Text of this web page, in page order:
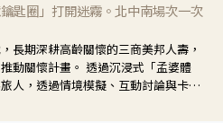
匙圈」打開迷霧。北中南場次一次
長期深耕高齡關懷的三商美邦人壽，
透過沉浸式「孟婆體
人，透過情境模擬、互動討論與卡牌